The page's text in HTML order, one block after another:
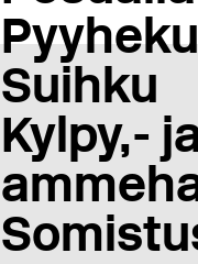
Suihku
Kylpy,-